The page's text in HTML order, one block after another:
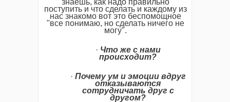
знаешь, как надо правильно
поступить и что сделать и каждому из
нас знакомо вот это беспомощное
"все понимаю, но сделать ничего не
могу".
· Что же с нами
происходит?
· Почему ум и эмоции вдруг
отказываются
сотрудничать друг с
другом?